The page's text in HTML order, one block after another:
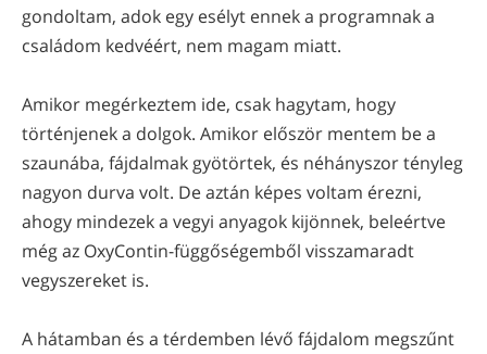
gondoltam, adok egy esélyt ennek a programnak a
családom kedvéért, nem magam miatt.
Amikor megérkeztem ide, csak hagytam, hogy
történjenek a dolgok. Amikor először mentem be a
szaunába, fájdalmak gyötörtek, és néhányszor tényleg
nagyon durva volt. De aztán képes voltam érezni,
ahogy mindezek a vegyi anyagok kijönnek, beleértve
még az OxyContin-függőségemből visszamaradt
vegyszereket is.
A hátamban és a térdemben lévő fájdalom megszűnt